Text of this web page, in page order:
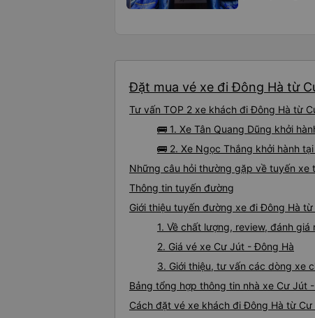
Đặt mua vé xe đi Đông Hà từ
Tư vấn TOP 2 xe khách đi Đông Hà từ
🚌 1. Xe Tân Quang Dũng khởi
🚌 2. Xe Ngọc Thắng khởi hành
Những câu hỏi thường gặp về tuyến xe
Thông tin tuyến đường
Giới thiệu tuyến đường xe đi Đông Hà
1. Về chất lượng, review, đánh
2. Giá vé xe Cư Jút - Đông Hà
3. Giới thiệu, tư vấn các dòng xe
Bảng tổng hợp thông tin nhà xe Cư Jút
Cách đặt vé xe khách đi Đông Hà từ